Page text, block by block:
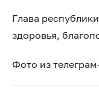
Глава
здоровья,
Фото из